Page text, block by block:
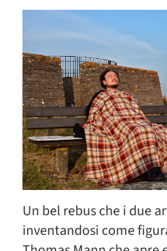
Un bel rebus che i due
inventandosi come